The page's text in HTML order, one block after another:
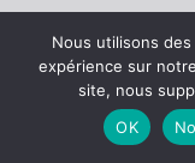
Nous utilisons
expérience sur
site, nous
OK